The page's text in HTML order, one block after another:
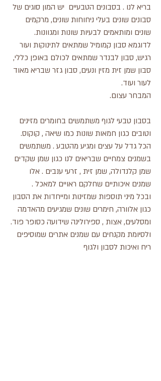
בריא לנו . בסבונים הטבעיים יש המון סוגים של
סבונים שונים בעלי ניחוחות שונים, מרקמים
שונים ומותאמים לבעיות שונות ומגוונות.
לדוגמא סבון קמומיל שמתאים לתינוקות ועור
רגיש, סבון לבנדר שמתאים לכולם באופן כללי,
סבון שמן זית מזין ונעים, סבון גזר שבריא מאוד
לעור ועוד.
המבחר עצום.
בסבון טבעי לגוף משתמשים בחומרים מזינים
וטובים כגון חמאות שונות כמו שיאה , קוקוס.
הכל גדל על עצים ומגיע מהטבע . משתמשים
בשמנים צמחיים שבריאים לנו כגון שמן שקדים
שמן קלנדולה, שמן זית , זרעי ענבים . אלו
שמנים איכותיים שחלקם ראויים למאכל .
ובכל מיני תוספות שמזינות ומייחדות את הסבון
כגון אלוורה, חימרים שונים שמגיעים מהאדמה
ומסלעים, אצות , ספירולינה שידועה כסופר פוד.
ולסיומת מקנחים עם שמנים אתרים שמוסיפים
ריח ואיכות לסבון ולגוף